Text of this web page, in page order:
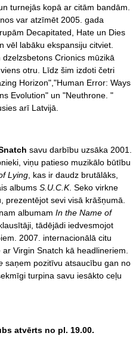
turnejās kopā ar citām bandām.
var atzīmēt 2005. gada
Decapitated, Hate un Dies
vēl labāku ekspansiju citviet.
Crionics mūzikā
otru. Līdz šim izdoti četri
Horizon","Human Error: Ways
Evolution" un "Neuthrone. "
arī Latvijā.
savu darbību uzsāka 2001.
viņu patieso muzikālo būtību
Lying, kas ir daudz brutālāks,
albums S.U.C.K. Seko virkne
prezentējot sevi visā krāšņumā.
albumam In the Name of
tādējādi iedvesmojot
2007. internacionālā citu
Virgin Snatch kā headlineriem.
saņem pozitīvu atsaucību gan no
turpina savu iesākto ceļu
atvērts no pl. 19.00.